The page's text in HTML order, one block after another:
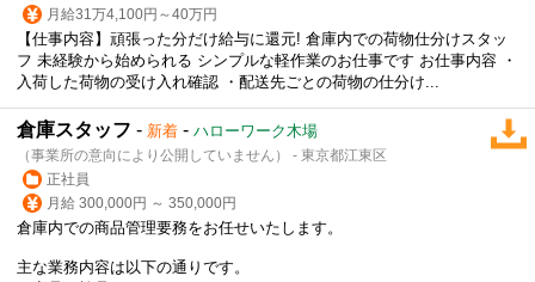
月給31万4,100円～40万円
【仕事内容】頑張った分だけ給与に還元! 倉庫内での荷物仕分けスタッ
フ 未経験から始められる シンプルな軽作業のお仕事です お仕事内容 ・
入荷した荷物の受け入れ確認 ・配送先ごとの荷物の仕分け...
倉庫スタッフ - 新着 - ハローワーク木場
（事業所の意向により公開していません） - 東京都江東区
正社員
月給 300,000円 ～ 350,000円
倉庫内での商品管理要務をお任せいたします。
主な業務内容は以下の通りです。